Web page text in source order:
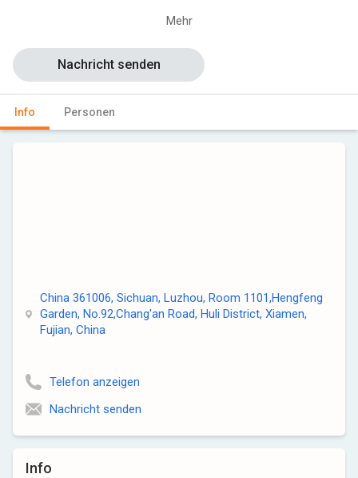
Mehr
Info Personen
Nachricht senden
Info
China 361006, Sichuan, Luzhou, Room 1101,Hengfeng
Garden, No.92,Chang'an Road, Huli District, Xiamen,
Fujian, China
Telefon anzeigen
Nachricht senden